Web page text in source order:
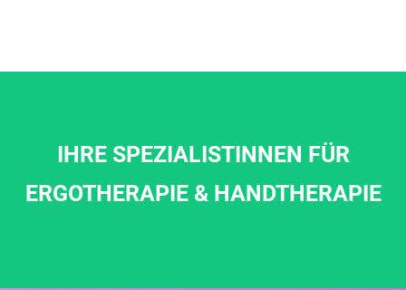
IHRE SPEZIALISTINNEN FÜR
ERGOTHERAPIE & HANDTHERAPIE